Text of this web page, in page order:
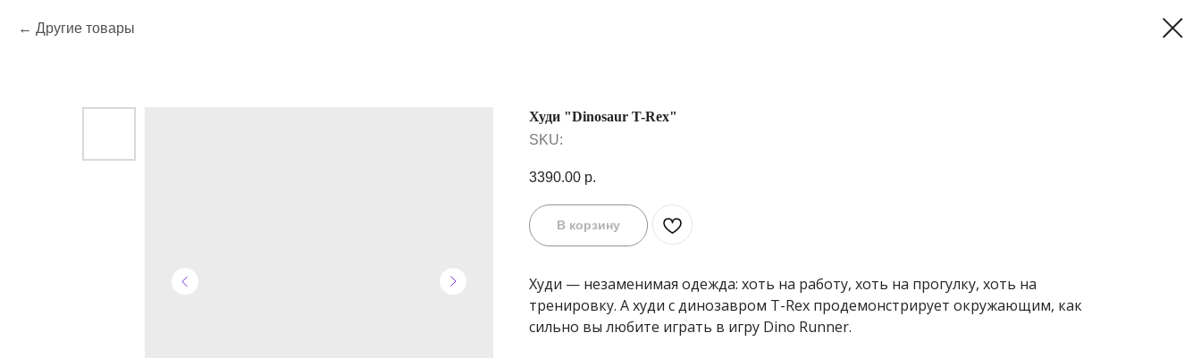
Другие товары
Худи "Dinosaur T-Rex"
SKU:
3390.00 р.
В корзину
Худи — незаменимая одежда: хоть на работу, хоть на прогулку, хоть на
тренировку. А худи с динозавром T-Rex продемонстрирует окружающим, как
сильно вы любите играть в игру Dino Runner.